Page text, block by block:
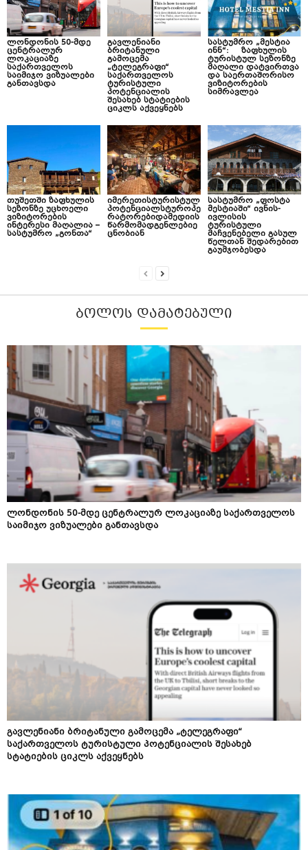
ლონდონის 50-მდე
ცენტრალურ
ლოკაციაზე
საქართველოს
საიმიჯო ვიზუალები
განთავსდა
გავლენიანი
ბრიტანული
გამოცემა
„ტელეგრაფი“
საქართველოს
ტურისტული
პოტენციალის
შესახებ სტატიების
ციკლს აქვეყნებს
სასტუმრო „მესტია
ინნ“: ზაფხულის
ტურისტულ სეზონზე
მაღალი დატვირთვა
და საერთაშორისო
ვიზიტორების
სიმრავლეა
თუშეთში ზაფხულის
სეზონზე უცხოელი
ვიზიტორების
ინტერესი მაღალია –
სასტუმრო „გონთა“
იმერეთისტურისტულ
პოტენციალსტუროპე
რატორებიდამედიის
წარმომადგენლებიე
ცნობიან
სასტუმრო „ფოსტა
მესტიაში“ ივნის-
ივლისის
ტურისტული
მაჩვენებელი გასულ
წელთან შედარებით
გაუმჯობესდა
ᲑᲝᲚᲝᲡ ᲓᲐᲛᲐᲢᲔᲑᲣᲚᲘ
ლონდონის 50-მდე ცენტრალურ ლოკაციაზე საქართველოს
საიმიჯო ვიზუალები განთავსდა
გავლენიანი ბრიტანული გამოცემა „ტელეგრაფი“
საქართველოს ტურისტული პოტენციალის შესახებ
სტატიების ციკლს აქვეყნებს